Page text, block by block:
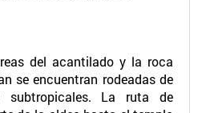
del acantilado y la roca
se encuentran rodeadas de
subtropicales. La ruta de